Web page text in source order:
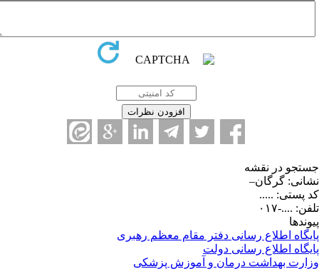
در نقشه
گرگان–
پستی: .....
....-۰۱۷
اطلاع رسانی دفتر مقام معظم رهبری
اطلاع رسانی دولت
بهداشت درمان و آموزش پزشکی